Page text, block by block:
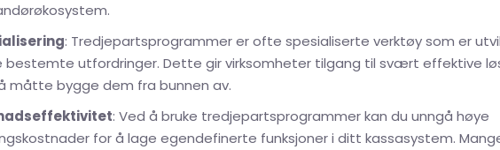
: Tredjepartsprogrammer er ofte spesialiserte verktøy som er
bestemte utfordringer. Dette gir virksomheter tilgang til svært effektive
måtte bygge dem fra bunnen av.
: Ved å bruke tredjepartsprogrammer kan du unngå høye
for å lage egendefinerte funksjoner i ditt kassasystem.